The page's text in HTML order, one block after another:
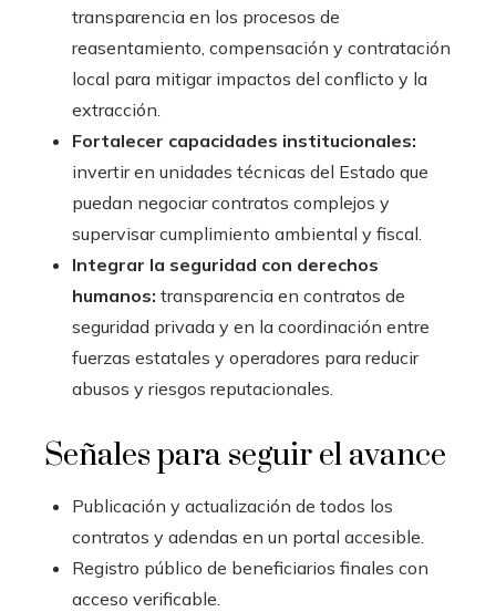
transparencia en los procesos de
reasentamiento, compensación y contratación
local para mitigar impactos del conflicto y la
extracción.
Fortalecer capacidades institucionales:
invertir en unidades técnicas del Estado que
puedan negociar contratos complejos y
supervisar cumplimiento ambiental y fiscal.
Integrar la seguridad con derechos
humanos: transparencia en contratos de
seguridad privada y en la coordinación entre
fuerzas estatales y operadores para reducir
abusos y riesgos reputacionales.
Señales para seguir el avance
Publicación y actualización de todos los
contratos y adendas en un portal accesible.
Registro público de beneficiarios finales con
acceso verificable.